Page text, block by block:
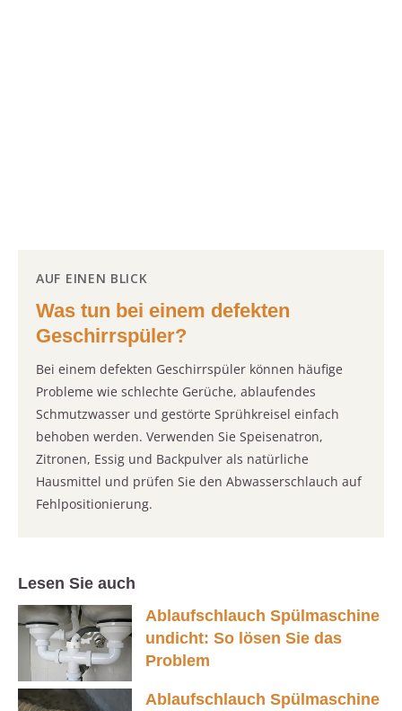
AUF EINEN BLICK
Was tun bei einem defekten
Geschirrspüler?
Bei einem defekten Geschirrspüler können häufige
Probleme wie schlechte Gerüche, ablaufendes
Schmutzwasser und gestörte Sprühkreisel einfach
behoben werden. Verwenden Sie Speisenatron,
Zitronen, Essig und Backpulver als natürliche
Hausmittel und prüfen Sie den Abwasserschlauch auf
Fehlpositionierung.
Lesen Sie auch
Ablaufschlauch Spülmaschine
undicht: So lösen Sie das
Problem
Ablaufschlauch Spülmaschine